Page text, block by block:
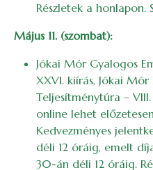
Részletek a honlapon.
Május 11. (szombat):
Jókai Mór Gyalogos
XXVI. kiírás, Jókai
Teljesítménytúra –
online lehet
Kedvezményes
déli 12 óráig, emelt
30-án déli 12 óráig.